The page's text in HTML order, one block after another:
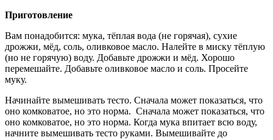
Приготовление
Вам понадобится: мука, тёплая вода (не горячая), сухие
дрожжи, мёд, соль, оливковое масло. Налейте в миску тёплую
(но не горячую) воду. Добавьте дрожжи и мёд. Хорошо
перемешайте. Добавьте оливковое масло и соль. Просейте
муку.
Начинайте вымешивать тесто. Сначала может показаться, что
оно комковатое, но это норма. Сначала может показаться, что
оно комковатое, но это норма. Когда мука впитает всю воду,
начните вымешивать тесто руками. Вымешивайте до